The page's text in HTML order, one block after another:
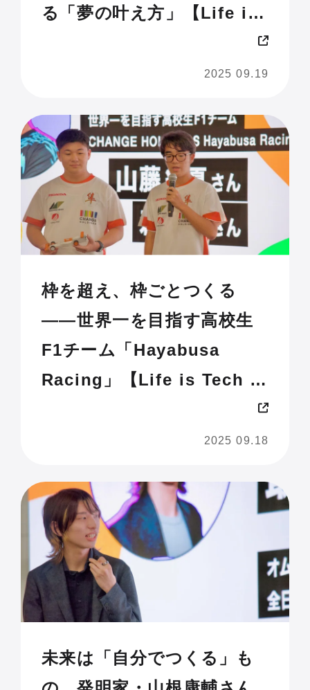
る「夢の叶え方」【Life is
2025 09.19
枠を超え、枠ごとつくる
——世界一を目指す高校生
F1チーム「Hayabusa
Racing」【Life is Tech !
2025 09.18
未来は「自分でつくる」も